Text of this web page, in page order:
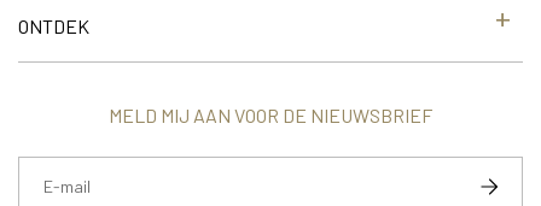
ONTDEK
MELD MIJ AAN VOOR DE NIEUWSBRIEF